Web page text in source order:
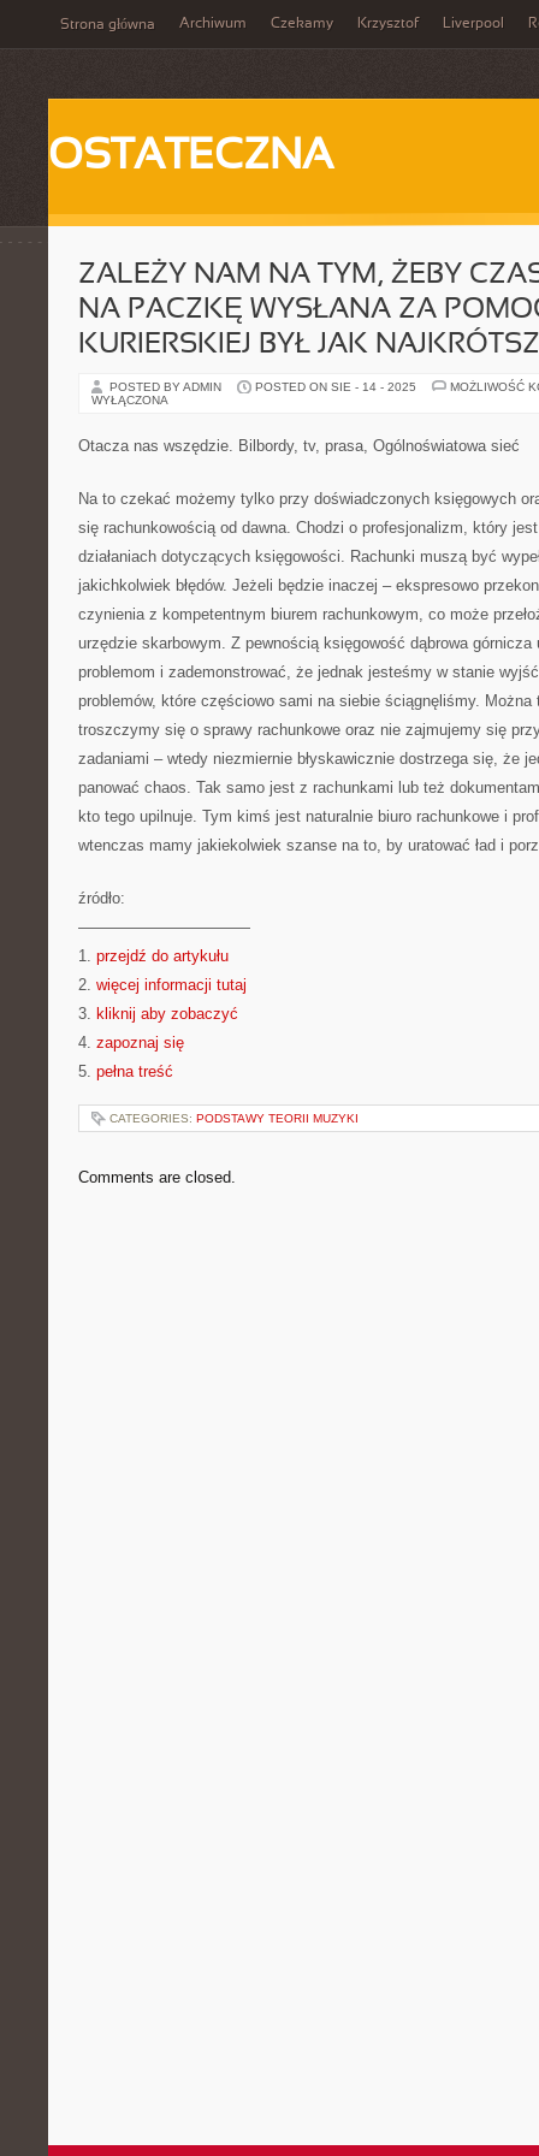
Strona główna Archiwum Czekamy Krzysztof Liverpool
OSTATECZNA
ZALEŻY NAM NA TYM, ŻEBY
NA PACZKĘ WYSŁANA ZA
KURIERSKIEJ BYŁ JAK
POSTED BY ADMIN POSTED ON SIE - 14 - 2025
MOŻLIWOŚĆ
WYŁĄCZONA
Otacza nas wszędzie. Bilbordy, tv, prasa, Ogólnoświatowa sieć
Na to czekać możemy tylko przy doświadczonych księgowych
się rachunkowością od dawna. Chodzi o profesjonalizm, który
działaniach dotyczących księgowości. Rachunki muszą być
jakichkolwiek błędów. Jeżeli będzie inaczej – ekspresowo
czynienia z kompetentnym biurem rachunkowym, co może
urzędzie skarbowym. Z pewnością księgowość dąbrowa
problemom i zademonstrować, że jednak jesteśmy w stanie
problemów, które częściowo sami na siebie ściągnęliśmy.
troszczymy się o sprawy rachunkowe oraz nie zajmujemy się
zadaniami – wtedy niezmiernie błyskawicznie dostrzega się, że
panować chaos. Tak samo jest z rachunkami lub też
kto tego upilnuje. Tym kimś jest naturalnie biuro rachunkowe i
wtenczas mamy jakiekolwiek szanse na to, by uratować ład i
źródło:
———————————
1. przejdź do artykułu
2. więcej informacji tutaj
3. kliknij aby zobaczyć
4. zapoznaj się
5. pełna treść
CATEGORIES: PODSTAWY TEORII MUZYKI
Comments are closed.